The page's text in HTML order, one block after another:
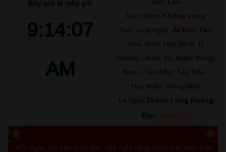
Bây giờ là mấy giờ
9:14:08
AM
Lục nhâm: Không vong
Tuổi xung ngày: Ất Mùi, Tân
Mùi, Đinh Hợi, Đinh Tị
Hướng cát lợi: Hỷ thần: Đông
Nam - Tài thần: Tây Bắc -
Hạc thần: Đông Bắc
Là ngày Thanh Long Hoàng
Đạo
Ngày tốt
"Mỗi ngày, khi bạn thức dậy, hãy nghĩ rằng mình thật may mắn